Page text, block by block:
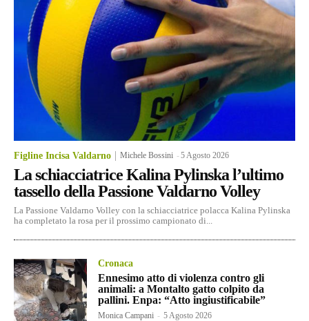
Figline Incisa Valdarno Michele Bossini -5 Agosto 2026
La schiacciatrice Kalina Pylinska l’ultimo
tassello della Passione Valdarno Volley
La Passione Valdarno Volley con la schiacciatrice polacca Kalina Pylinska
ha completato la rosa per il prossimo campionato di...
Cronaca
Ennesimo atto di violenza contro gli
animali: a Montalto gatto colpito da
pallini. Enpa: “Atto ingiustificabile”
Monica Campani - 5 Agosto 2026